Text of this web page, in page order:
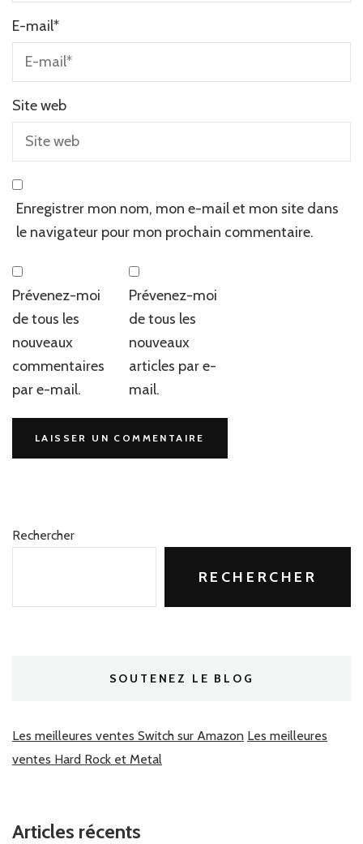
E-mail*
Site web
Enregistrer mon nom, mon e-mail et mon site dans
le navigateur pour mon prochain commentaire.
Prévenez-moi
de tous les
nouveaux
commentaires
par e-mail.
Prévenez-moi
de tous les
nouveaux
articles par e-
mail.
Rechercher
RECHERCHER
SOUTENEZ LE BLOG
Les meilleures ventes Switch sur Amazon Les meilleures
ventes Hard Rock et Metal
Articles récents